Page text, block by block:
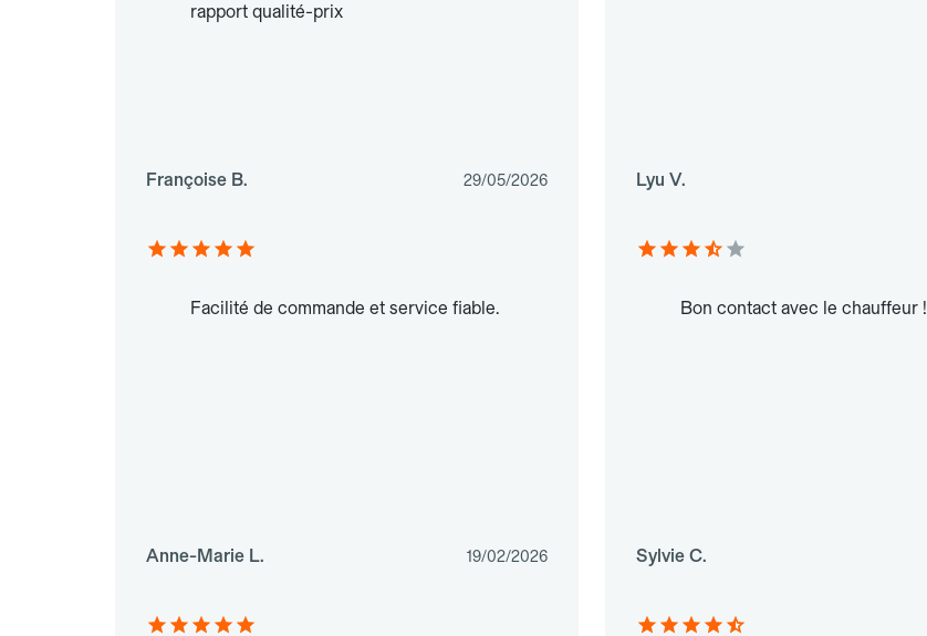
rapport qualité-prix
Françoise B. 29/05/2026 Lyu V.
Facilité de commande et service fiable.
Anne-Marie L. 19/02/2026
Bon contact avec le chauffeur !
Sylvie C.